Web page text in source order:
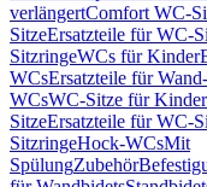
verlängertComfort WC-
SitzeErsatzteile für WC-
SitzringeWCs für Kinder
WCsErsatzteile für
WCsWC-Sitze für Kinder
SitzeErsatzteile für WC-
SitzringeHock-WCsMit
SpülungZubehör